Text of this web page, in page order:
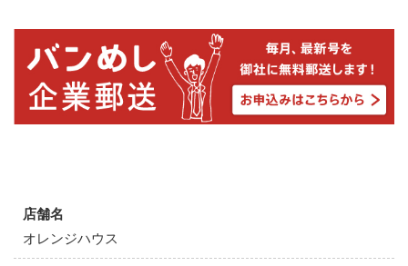
店舗名
オレンジハウス